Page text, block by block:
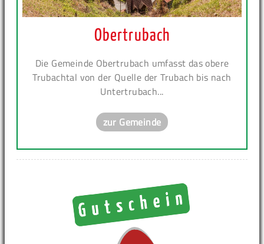
Obertrubach
Die Gemeinde Obertrubach umfasst das obere
Trubachtal von der Quelle der Trubach bis nach
Untertrubach...
zur Gemeinde